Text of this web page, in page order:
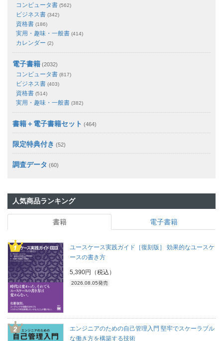
コンピュータ書 (562)
ビジネス書 (342)
資格書 (186)
実用・趣味・一般書 (414)
カレンダー (2)
電子書籍 (2032)
コンピュータ書 (817)
ビジネス書 (403)
資格書 (514)
実用・趣味・一般書 (382)
書籍＋電子書籍セット (464)
限定特典付き (52)
調査データ (60)
人気商品ランキング
書籍 電子書籍
ユースケース実践ガイド［復刻版］ 効果的なユースケ
ースの書き方
5,390円（税込）
2026.08.05発売
エンジニアのための自己管理入門 堅牢でスケーラブル
な働き方を構築する技術